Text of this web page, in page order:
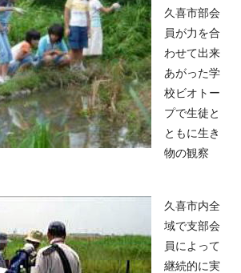
久喜市部会
員が力を合
わせて出来
あがった学
校ビオトー
プで生徒と
ともに生き
物の観察
久喜市内全
域で支部会
員によって
継続的に実